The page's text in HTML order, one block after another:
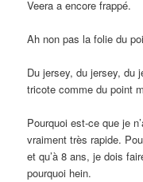
Veera a encore frappé.
Ah non pas la folie du
Du jersey, du jersey,
tricote comme du point
Pourquoi est-ce que je
vraiment très rapide.
et qu’à 8 ans, je dois
pourquoi hein.